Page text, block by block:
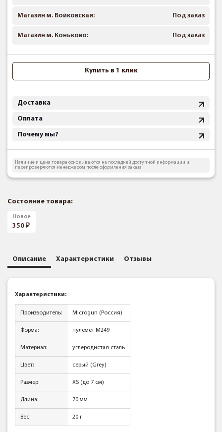
Магазин м. Войковская: Под заказ
Магазин м. Коньково: Под заказ
Купить в 1 клик
Доставка
Оплата
Почему мы?
Наличие и цена товара основываются на последней доступной информации и
перепроверяются менеджером после оформления заказа
Состояние товара:
Новое
350
Описание Характеристики Отзывы
Характеристики:
Производитель: Microgun (Россия)
Форма: пулемет M249
Материал: углеродистая сталь
Цвет: серый (Grey)
Размер: XS (до 7 см)
Длина: 70 мм
Вес: 20 г